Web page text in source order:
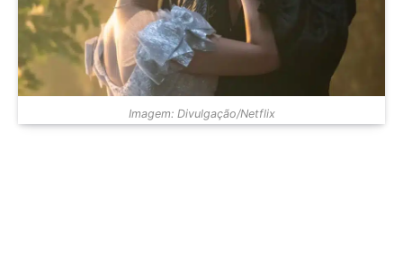
Imagem: Divulgação/Netflix